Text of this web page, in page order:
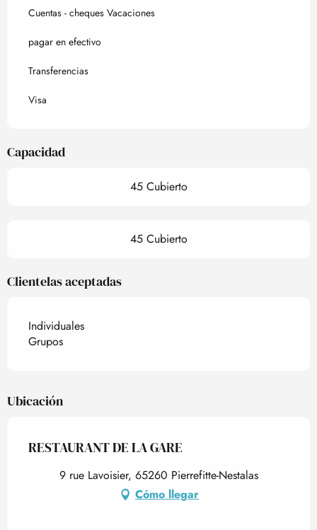
Cuentas - cheques Vacaciones
pagar en efectivo
Transferencias
Visa
Capacidad
45 Cubierto
45 Cubierto
Clientelas aceptadas
Individuales
Grupos
Ubicación
RESTAURANT DE LA GARE
9 rue Lavoisier, 65260 Pierrefitte-Nestalas
Cómo llegar